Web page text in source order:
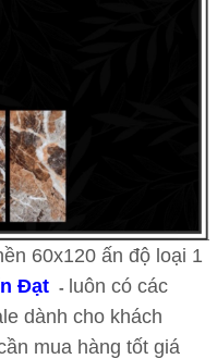
60x120 ấn độ loại 1
Đạt - luôn có các
dành cho khách
mua hàng tốt giá